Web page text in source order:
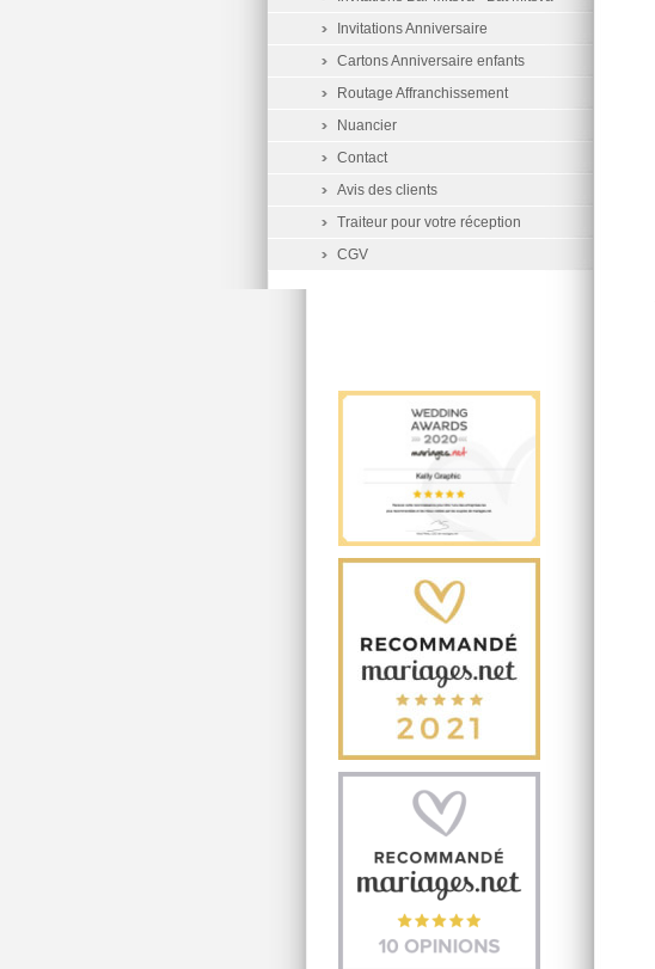
Invitations Anniversaire
Cartons Anniversaire enfants
Routage Affranchissement
Nuancier
Contact
Avis des clients
Traiteur pour votre réception
CGV